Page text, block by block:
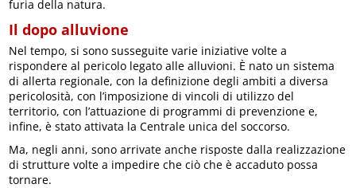
furia della natura.
Il dopo alluvione
Nel tempo, si sono susseguite varie iniziative volte a
rispondere al pericolo legato alle alluvioni. È nato un sistema
di allerta regionale, con la definizione degli ambiti a diversa
pericolosità, con l’imposizione di vincoli di utilizzo del
territorio, con l’attuazione di programmi di prevenzione e,
infine, è stato attivata la Centrale unica del soccorso.
Ma, negli anni, sono arrivate anche risposte dalla realizzazione
di strutture volte a impedire che ciò che è accaduto possa
tornare.